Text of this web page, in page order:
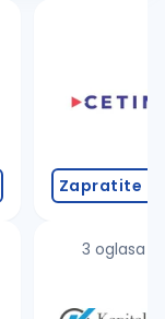
Zapratite
3 oglasa